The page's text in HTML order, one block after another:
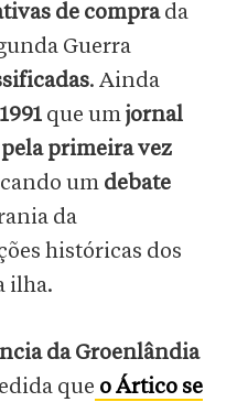
de comprada
Guerra
. Ainda
1991 que umjornal
primeira vez
um debate
da
históricas dos
ilha.
da Groenlândia
que o Ártico se